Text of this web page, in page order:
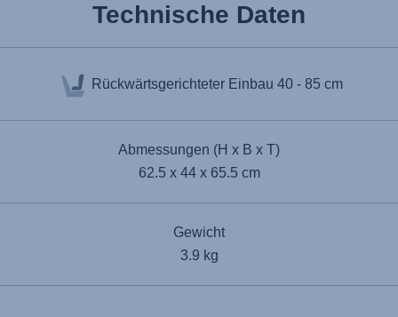
Technische Daten
Rückwärtsgerichteter Einbau 40 - 85 cm
Abmessungen (H x B x T)
62.5 x 44 x 65.5 cm
Gewicht
3.9 kg